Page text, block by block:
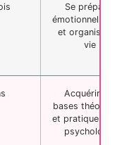
Se préparer
et organiser sa
vie
Acquérir les
bases
et pratiques de
psychologie